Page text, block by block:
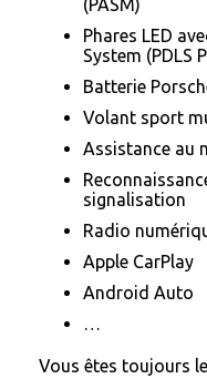
(PASM)
Phares LED
System (PDLS
Batterie
Volant sport
Assistance au
signalisation
Radio
Apple CarPlay
Android Auto
…
Vous êtes toujours